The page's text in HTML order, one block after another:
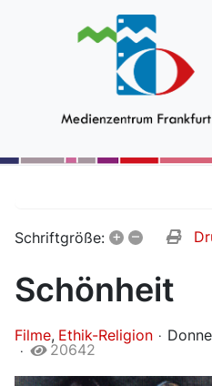
Schriftgröße: + –
Schönheit
Filme Ethik-Religion
20642